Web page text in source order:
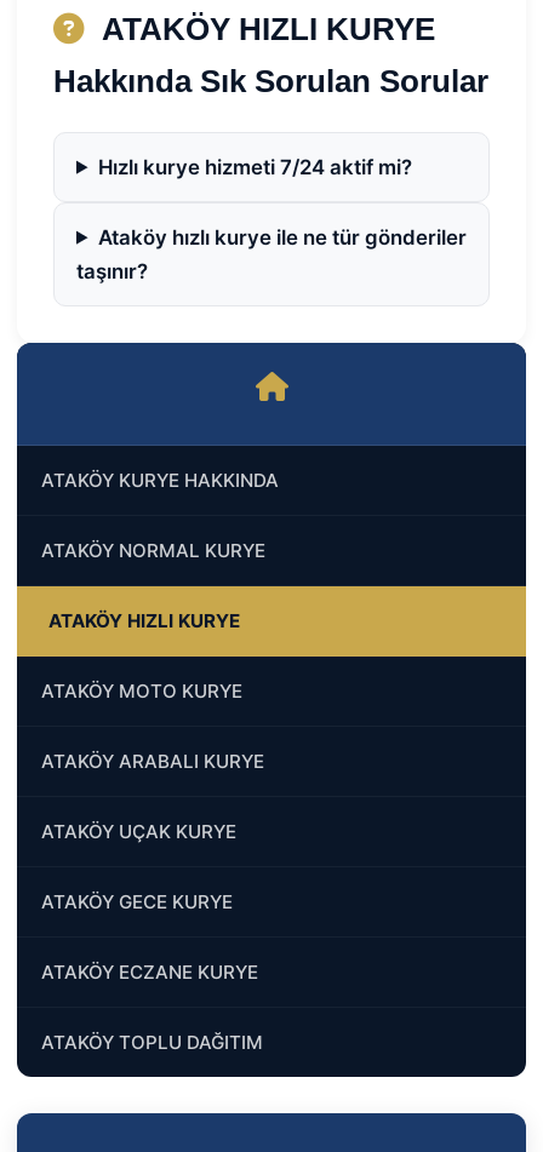
ATAKÖY KURYE HAKKINDA
ATAKÖY NORMAL KURYE
ATAKÖY HIZLI KURYE
ATAKÖY MOTO KURYE
ATAKÖY ARABALI KURYE
ATAKÖY UÇAK KURYE
ATAKÖY GECE KURYE
ATAKÖY ECZANE KURYE
ATAKÖY TOPLU DAĞITIM
ATAKÖY HIZLI KURYE
Hakkında Sık Sorulan Sorular
Hızlı kurye hizmeti 7/24 aktif mi?
Ataköy hızlı kurye ile ne tür gönderiler
taşınır?